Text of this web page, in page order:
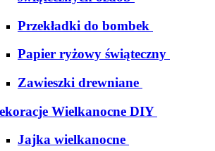
Przekładki do bombek
Papier ryżowy świąteczny
Zawieszki drewniane
Wielkanocne DIY
Jajka wielkanocne